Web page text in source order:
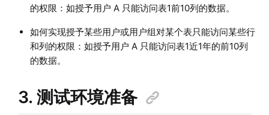
的权限：如授予用户 A 只能访问表1前10列的数据。
如何实现授予某些用户或用户组对某个表只能访问某些行
和列的权限：如授予用户 A 只能访问表1近1年的前10列
的数据。
3. 测试环境准备